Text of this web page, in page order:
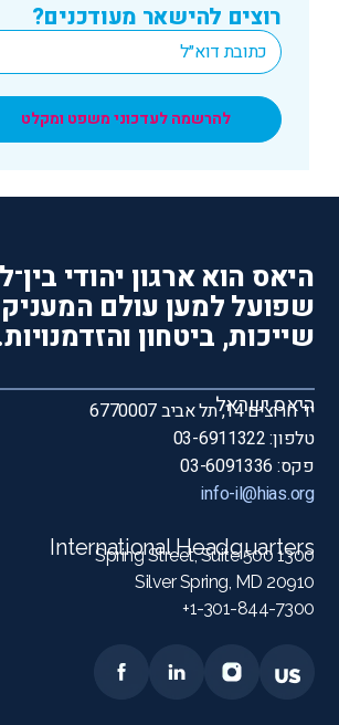
רוצים להישאר מעודכנים?
Email
*
להרשמה לעדכוני משפט ומקלט
היאס הוא ארגון יהודי
שפועל למען עולם
שייכות, ביטחון
היאס ישראל
יד חרוצים 14, תל אביב 6770007
טלפון: 03-6911322
פקס: 03-6091336
info-il@hias.org
International Headquarters
1300 Spring Street, Suite 500
Silver Spring, MD 20910
1-301-844-7300+